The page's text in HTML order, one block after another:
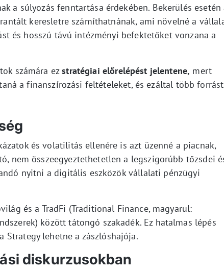
a súlyozás fenntartása érdekében. Bekerülés esetén
keresletre számíthatnának, ami növelné a
és hosszú távú intézményi befektetőket vonzana a
számára ezstratégiai előrelépést jelentene, mert
a finanszírozási feltételeket, és ezáltal több forrást
és volatilitás ellenére is azt üzenné a piacnak,
nem összeegyeztethetetlen a legszigorúbb tőzsdei
nyitni a digitális eszközök vállalati pénzügyi
és a TradFi (Traditional Finance, magyarul:
között tátongó szakadék. Ez hatalmas lépés
Strategy lehetne a zászlóshajója.
diskurzusokban